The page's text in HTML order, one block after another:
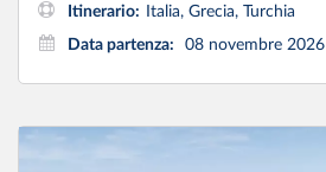
Itinerario:
Italia, Grecia, Turchia
Data partenza:
08 novembre 2026